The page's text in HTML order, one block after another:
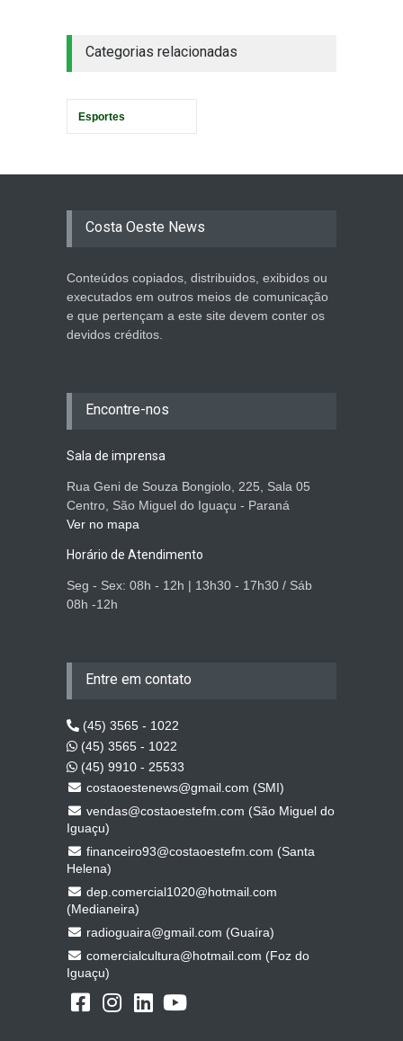
Categorias relacionadas
Esportes
Costa Oeste News
Conteúdos copiados, distribuidos, exibidos ou
executados em outros meios de comunicação
e que pertençam a este site devem conter os
devidos créditos.
Encontre-nos
Sala de imprensa
Rua Geni de Souza Bongiolo, 225, Sala 05
Centro, São Miguel do Iguaçu - Paraná
Ver no mapa
Horário de Atendimento
Seg - Sex: 08h - 12h | 13h30 - 17h30 / Sáb
08h -12h
Entre em contato
(45) 3565 - 1022
(45) 3565 - 1022
(45) 9910 - 25533
costaoestenews@gmail.com (SMI)
vendas@costaoestefm.com (São Miguel do
Iguaçu)
financeiro93@costaoestefm.com (Santa
Helena)
dep.comercial1020@hotmail.com
(Medianeira)
radioguaira@gmail.com (Guaíra)
comercialcultura@hotmail.com (Foz do
Iguaçu)